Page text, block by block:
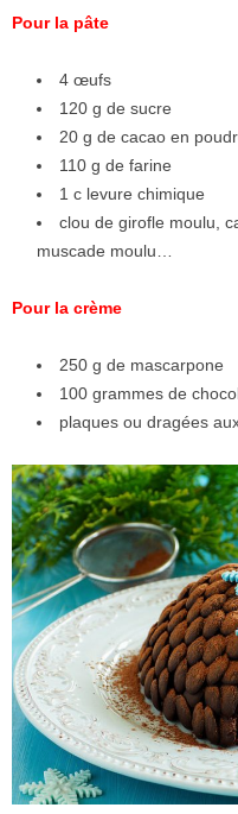
Pour la pâte
4 œufs
120 g de sucre
20 g de cacao en
110 g de farine
1 c levure chimique
clou de girofle moulu,
muscade moulu…
Pour la crème
250 g de mascarpone
100 grammes de
plaques ou dragées